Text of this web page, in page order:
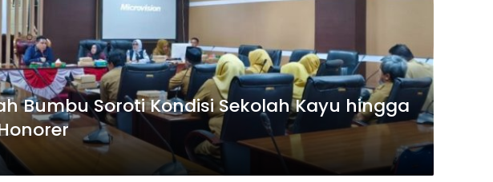
Bumbu Soroti Kondisi Sekolah Kayu hingga